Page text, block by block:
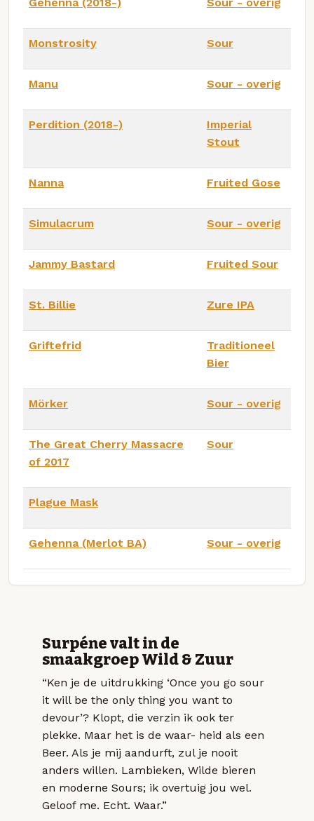
Monstrosity Sour
Manu Sour - overig
Perdition (2018-)
Imperial
Stout
Nanna Fruited Gose
Simulacrum Sour - overig
Jammy Bastard Fruited Sour
St. Billie Zure IPA
Griftefrid
Traditioneel
Bier
Mörker Sour - overig
The Great Cherry Massacre
of 2017
Sour
Plague Mask
Gehenna (Merlot BA) Sour - overig
Surpéne valt in de
smaakgroep Wild & Zuur
“Ken je de uitdrukking ‘Once you go sour
it will be the only thing you want to
devour’? Klopt, die verzin ik ook ter
plekke. Maar het is de waar- heid als een
Beer. Als je mij aandurft, zul je nooit
anders willen. Lambieken, Wilde bieren
en moderne Sours; ik overtuig jou wel.
Geloof me. Echt. Waar.”